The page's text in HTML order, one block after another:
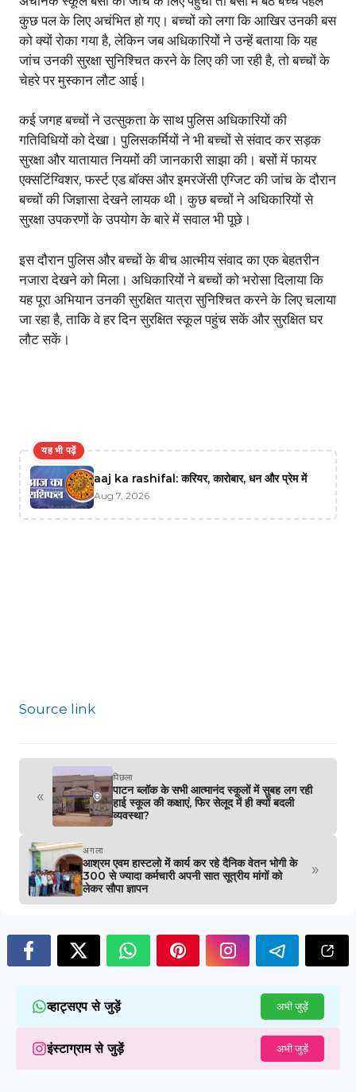
कुछ पल के लिए अचंभित हो गए। बच्चों को लगा कि आखिर उनकी बस
को क्यों रोका गया है, लेकिन जब अधिकारियों ने उन्हें बताया कि यह
जांच उनकी सुरक्षा सुनिश्चित करने के लिए की जा रही है, तो बच्चों के
चेहरे पर मुस्कान लौट आई।
कई जगह बच्चों ने उत्सुकता के साथ पुलिस अधिकारियों की
गतिविधियों को देखा। पुलिसकर्मियों ने भी बच्चों से संवाद कर सड़क
सुरक्षा और यातायात नियमों की जानकारी साझा की। बसों में फायर
एक्सटिंग्विशर, फर्स्ट एड बॉक्स और इमरजेंसी एग्जिट की जांच के दौरान
बच्चों की जिज्ञासा देखने लायक थी। कुछ बच्चों ने अधिकारियों से
सुरक्षा उपकरणों के उपयोग के बारे में सवाल भी पूछे।
इस दौरान पुलिस और बच्चों के बीच आत्मीय संवाद का एक बेहतरीन
नजारा देखने को मिला। अधिकारियों ने बच्चों को भरोसा दिलाया कि
यह पूरा अभियान उनकी सुरक्षित यात्रा सुनिश्चित करने के लिए चलाया
जा रहा है, ताकि वे हर दिन सुरक्षित स्कूल पहुंच सकें और सुरक्षित घर
लौट सकें।
यह भी पढ़ें
aaj ka rashifal: करियर, कारोबार, धन और प्रेम में
Aug 7, 2026
Source link
«
पिछला
पाटन ब्लॉक के सभी आत्मानंद स्कूलों में सुबह लग रही
हाई स्कूल की कक्षाएं, फिर सेलूद में ही क्यों बदली
व्यवस्था?
अगला
आश्रम एवम हास्टलो में कार्य कर रहे दैनिक वेतन भोगी के
300 से ज्यादा कर्मचारी अपनी सात सूत्रीय मांगों को
लेकर सौपा ज्ञापन
»
व्हाट्सएप से जुड़ें अभी जुड़ें
इंस्टाग्राम से जुड़ें अभी जुड़ें